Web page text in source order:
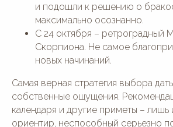
и подошли к решению о
максимально осознанно.
С 24 октября – ретроградный
Скорпиона. Не самое
новых начинаний.
Самая верная стратегия выбора
собственные ощущения.
календаря и другие приметы – лишь
ориентир, неспособный серьезно